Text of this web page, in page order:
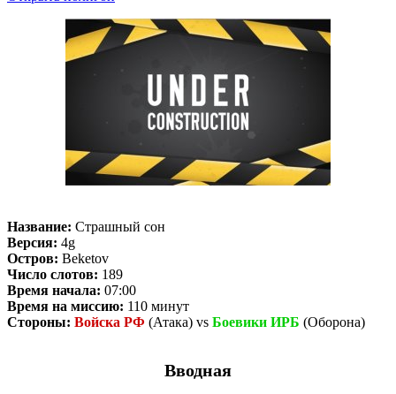
Название: Страшный сон
Версия: 4g
Остров: Beketov
Число слотов: 189
Время начала: 07:00
Время на миссию: 110 минут
Стороны: Войска РФ (Атака) vs Боевики ИРБ (Оборона)
Вводная